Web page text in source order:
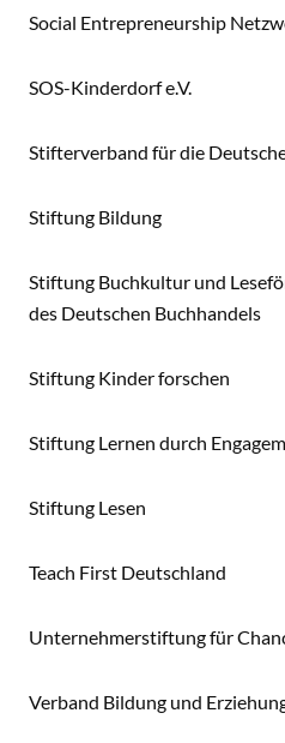
Social Entrepreneurship
SOS-Kinderdorf e.V.
Stifterverband für die
Stiftung Bildung
Stiftung Buchkultur und
des Deutschen Buchhandels
Stiftung Kinder forschen
Stiftung Lernen durch
Stiftung Lesen
Teach First Deutschland
Unternehmerstiftung für
Verband Bildung und